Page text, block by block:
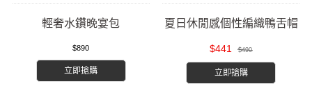
輕奢水鑽晚宴包
$890
立即搶購
夏日休閒感個性編織鴨舌帽
$441 $490
立即搶購